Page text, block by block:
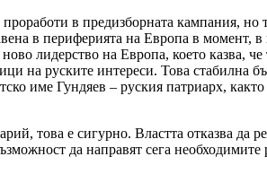
в предизборната кампания,
в периферията на Европа в
лидерство на Европа, което казва, че
на руските интереси. Това стабилна
име Гундяев – руския патриарх,
това е сигурно. Властта отказва да
да направят сега